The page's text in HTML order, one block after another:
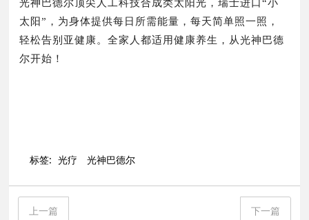
光神巴德尔顶尖人工科技合成类太阳光，瑞士进口“小
太阳”，为身体提供每日所需能量，每天简单照一照，
轻松告别亚健康。全家人都适用健康养生，从光神巴德
尔开始！
标签: 光疗 光神巴德尔
上一篇 下一篇